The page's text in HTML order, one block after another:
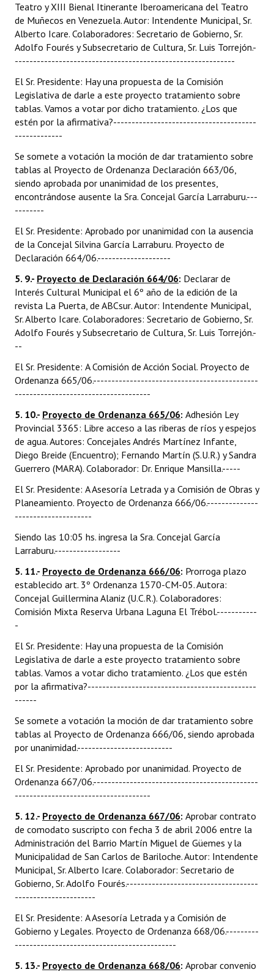
Teatro y XIII Bienal Itinerante Iberoamericana del Teatro
de Muñecos en Venezuela. Autor: Intendente Municipal, Sr.
Alberto Icare. Colaboradores: Secretario de Gobierno, Sr.
Adolfo Fourés y Subsecretario de Cultura, Sr. Luis Torrejón.-
------------------------------------------------------------
El Sr. Presidente: Hay una propuesta de la Comisión
Legislativa de darle a este proyecto tratamiento sobre
tablas. Vamos a votar por dicho tratamiento. ¿Los que
estén por la afirmativa?---------------------------------------
-------------
Se somete a votación la moción de dar tratamiento sobre
tablas al Proyecto de Ordenanza Declaración 663/06,
siendo aprobada por unanimidad de los presentes,
encontrándose ausente la Sra. Concejal García Larraburu.---
--------
El Sr. Presidente: Aprobado por unanimidad con la ausencia
de la Concejal Silvina García Larraburu. Proyecto de
Declaración 664/06.--------------------
5. 9.- Proyecto de Declaración 664/06: Declarar de
Interés Cultural Municipal el 6º año de la edición de la
revista La Puerta, de ABCsur. Autor: Intendente Municipal,
Sr. Alberto Icare. Colaboradores: Secretario de Gobierno, Sr.
Adolfo Fourés y Subsecretario de Cultura, Sr. Luis Torrejón.-
--
El Sr. Presidente: A Comisión de Acción Social. Proyecto de
Ordenanza 665/06.---------------------------------------------
-------------------------------------
5. 10.- Proyecto de Ordenanza 665/06: Adhesión Ley
Provincial 3365: Libre acceso a las riberas de ríos y espejos
de agua. Autores: Concejales Andrés Martínez Infante,
Diego Breide (Encuentro); Fernando Martín (S.U.R.) y Sandra
Guerrero (MARA). Colaborador: Dr. Enrique Mansilla.-----
El Sr. Presidente: A Asesoría Letrada y a Comisión de Obras y
Planeamiento. Proyecto de Ordenanza 666/06.--------------
---------------------
Siendo las 10:05 hs. ingresa la Sra. Concejal García
Larraburu.------------------
5. 11.- Proyecto de Ordenanza 666/06: Prorroga plazo
establecido art. 3º Ordenanza 1570-CM-05. Autora:
Concejal Guillermina Alaniz (U.C.R.). Colaboradores:
Comisión Mixta Reserva Urbana Laguna El Trébol.-----------
-
El Sr. Presidente: Hay una propuesta de la Comisión
Legislativa de darle a este proyecto tratamiento sobre
tablas. Vamos a votar dicho tratamiento. ¿Los que estén
por la afirmativa?----------------------------------------------
------
Se somete a votación la moción de dar tratamiento sobre
tablas al Proyecto de Ordenanza 666/06, siendo aprobada
por unanimidad.--------------------------
El Sr. Presidente: Aprobado por unanimidad. Proyecto de
Ordenanza 667/06.---------------------------------------------
-------------------------------------
5. 12.- Proyecto de Ordenanza 667/06: Aprobar contrato
de comodato suscripto con fecha 3 de abril 2006 entre la
Administración del Barrio Martín Miguel de Güemes y la
Municipalidad de San Carlos de Bariloche. Autor: Intendente
Municipal, Sr. Alberto Icare. Colaborador: Secretario de
Gobierno, Sr. Adolfo Fourés.------------------------------------
----------------------
El Sr. Presidente: A Asesoría Letrada y a Comisión de
Gobierno y Legales. Proyecto de Ordenanza 668/06.---------
--------------------------------------------
5. 13.- Proyecto de Ordenanza 668/06: Aprobar convenio